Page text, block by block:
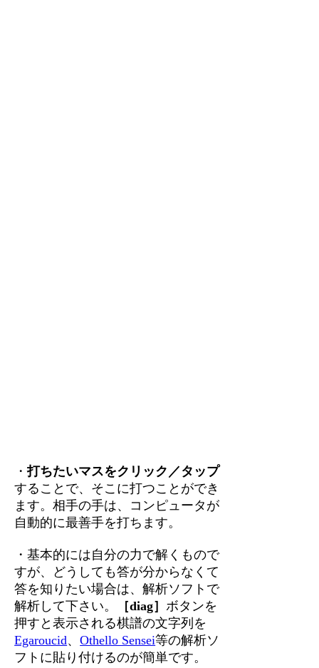
・打ちたいマスをクリック／タップ
することで、そこに打つことができ
ます。相手の手は、コンピュータが
自動的に最善手を打ちます。
・基本的には自分の力で解くもので
すが、どうしても答が分からなくて
答を知りたい場合は、解析ソフトで
解析して下さい。
［diag］ ボタンを
押すと表示される棋譜の文字列を
Egaroucid、Othello Sensei等の解析ソ
フトに貼り付けるのが簡単です。